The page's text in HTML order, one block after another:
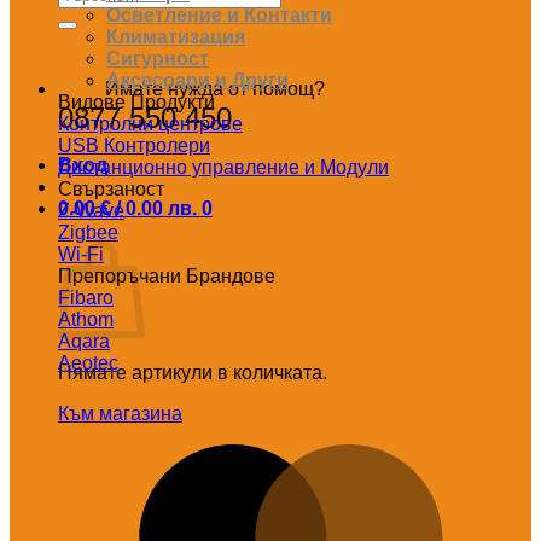
за:
Имате нужда от помощ?
0877 550 450
Вход
0.00€/ 0.00 лв. 0
Количка
Нямате артикули в количката.
Към магазина
Осветление и Контакти
Климатизация
Сигурност
Аксесоари и Други
Видове Продукти
Контролни центрове
USB Контролери
Дистанционно управление и Модули
Свързаност
Z-Wave
Zigbee
Wi-Fi
Препоръчани Брандове
Fibaro
Athom
Aqara
Aeotec